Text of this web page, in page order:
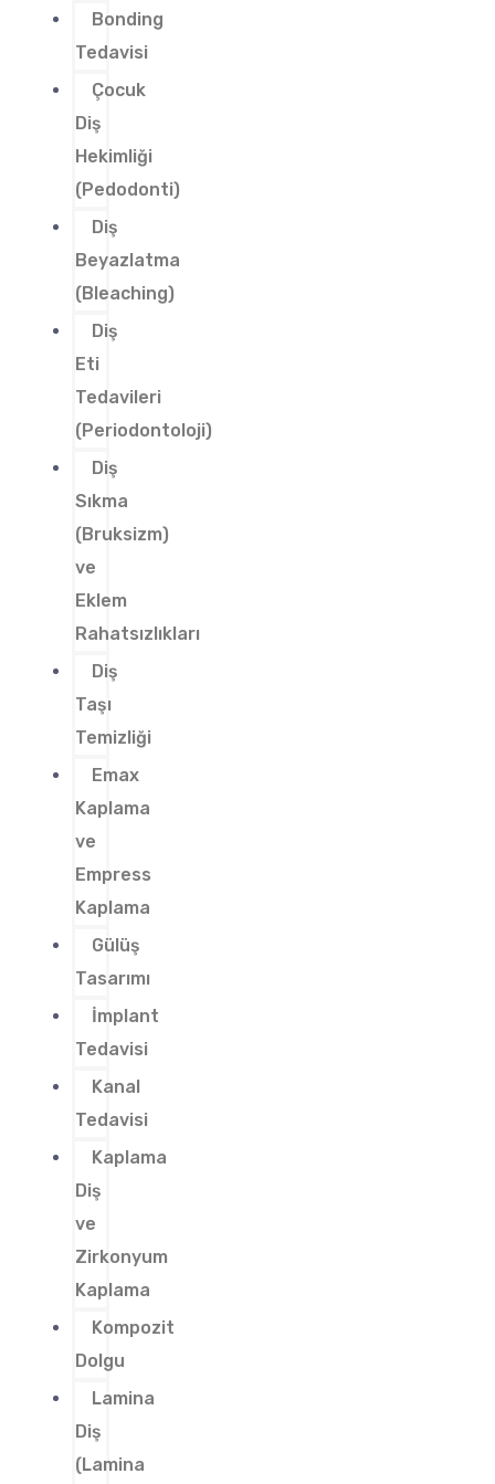
Bonding
Tedavisi
Çocuk
Diş
Hekimliği
(Pedodonti)
Diş
Beyazlatma
(Bleaching)
Diş
Eti
Tedavileri
(Periodontoloji)
Diş
Sıkma
(Bruksizm)
ve
Eklem
Rahatsızlıkları
Diş
Taşı
Temizliği
Emax
Kaplama
ve
Empress
Kaplama
Gülüş
Tasarımı
İmplant
Tedavisi
Kanal
Tedavisi
Kaplama
Diş
ve
Zirkonyum
Kaplama
Kompozit
Dolgu
Lamina
Diş
(Lamina